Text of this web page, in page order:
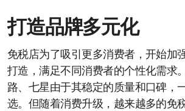
打造品牌多元化
免税店为了吸引更多消费者，开始加
打造，满足不同消费者的个性化需求
路、七星由于其稳定的质量和口碑，
选。但随着消费升级，越来越多的免